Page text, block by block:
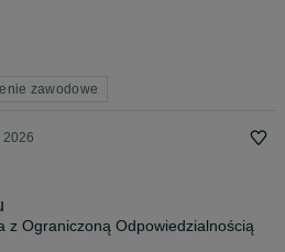
zawodowe
2026
z Ograniczoną Odpowiedzialnością